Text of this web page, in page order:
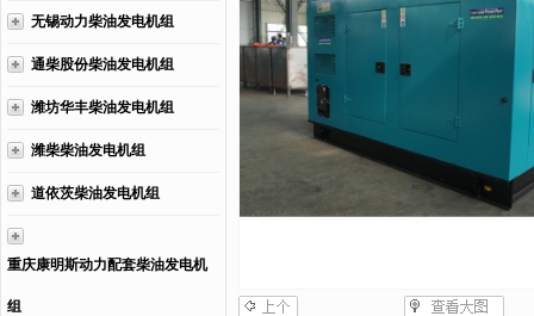
无锡动力柴油发电机组
通柴股份柴油发电机组
潍坊华丰柴油发电机组
潍柴柴油发电机组
道依茨柴油发电机组
重庆康明斯动力配套柴油发电机
组